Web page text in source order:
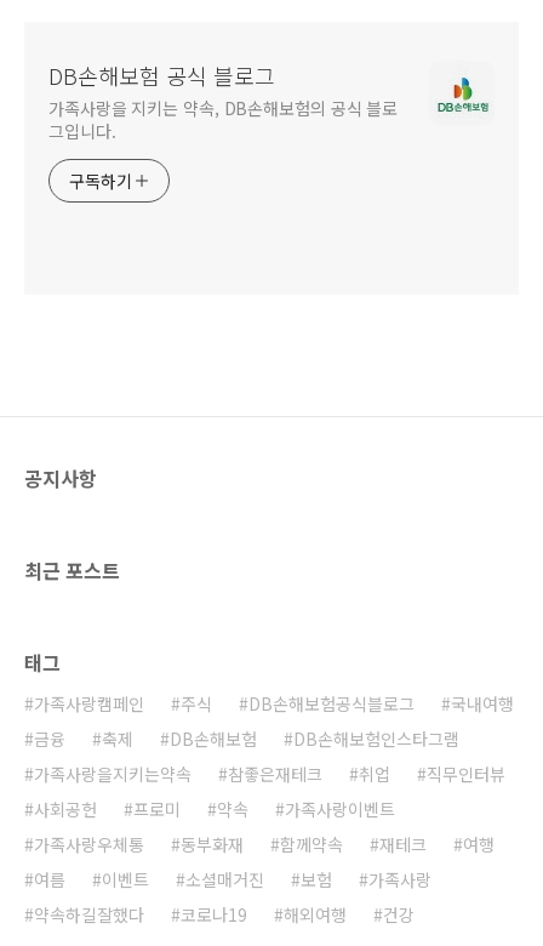
DB손해보험 공식 블로그
가족사랑을 지키는 약속, DB손해보험의 공식 블로
그입니다.
구독하기
공지사항
최근 포스트
태그
가족사랑캠페인 주식 DB손해보험공식블로그
국내여행
금융
축제 DB손해보험
DB손해보험인스타그램
가족사랑을지키는약속
참좋은재테크 취업
직무인터뷰
사회공헌
프로미 약속
가족사랑이벤트
가족사랑우체통
동부화재 함께약속 재테크
여행
여름
이벤트 소셜매거진 보험
가족사랑
약속하길잘했다
코로나19 해외여행 건강